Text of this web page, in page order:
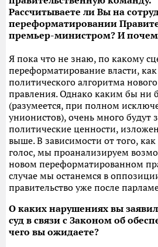
Рассчитываете ли Вы на
переформатировании
премьер-министром? И
Я пока что не знаю, по какому
переформатирование власти,
политического алгоритма
правления. Однако каким бы ни
(разумеется, при полном
унионистов), очень много будут
политические ценности,
выше. В зависимости от того,
голос, мы проанализируем
новом переформатированном
случае мы останемся в
правительство уже после
О каких нарушениях вы
суд в связи с Законом об
чего вы ожидаете?